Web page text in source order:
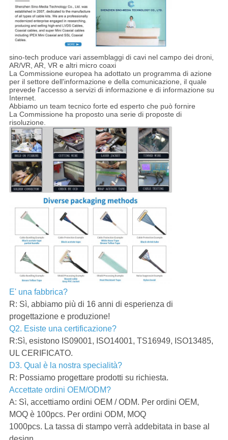
sino-tech produce vari assemblaggi di cavi nel campo dei droni,
AR/VR, AR, VR e altri micro coaxi
La Commissione europea ha adottato un programma di azione
per il settore dell'informazione e della comunicazione, il quale
prevede l'accesso a servizi di informazione e di informazione su
Internet.
Abbiamo un team tecnico forte ed esperto che può fornire
La Commissione ha proposto una serie di proposte di
risoluzione.
E' una fabbrica?
R: Sì, abbiamo più di 16 anni di esperienza di
progettazione e produzione!
Q2. Esiste una certificazione?
R:Sì, esistono IS09001, ISO14001, TS16949, ISO13485,
UL CERIFICATO.
D3. Qual è la nostra specialità?
R: Possiamo progettare prodotti su richiesta.
Accettate ordini OEM/ODM?
A: Sì, accettiamo ordini OEM / ODM. Per ordini OEM,
MOQ è 100pcs. Per ordini ODM, MOQ
1000pcs. La tassa di stampo verrà addebitata in base al